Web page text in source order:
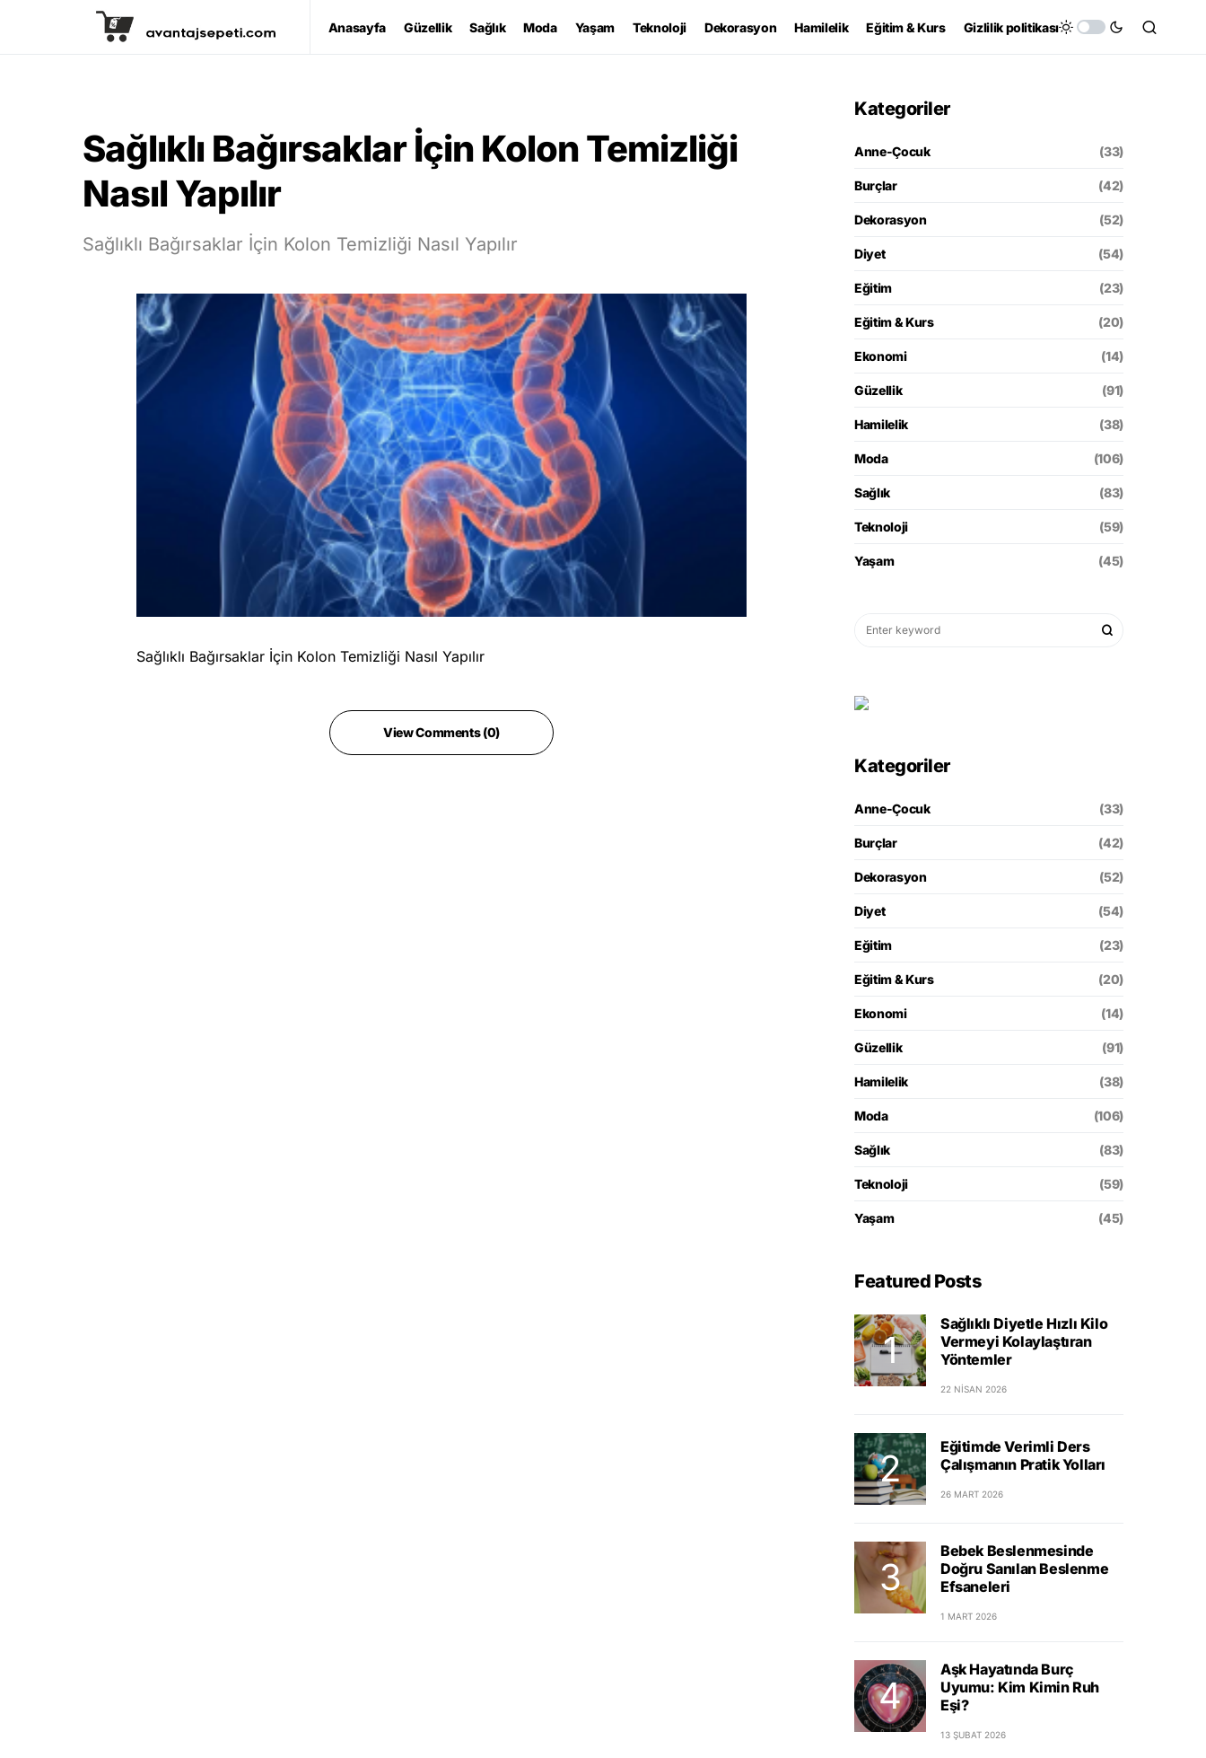
Anasayfa Güzellik Sağlık Moda Yaşam Teknoloji Dekorasyon Hamilelik Eğitim & Kurs Gizlilik politikası
Sağlıklı Bağırsaklar İçin Kolon Temizliği
Nasıl Yapılır
Sağlıklı Bağırsaklar İçin Kolon Temizliği Nasıl Yapılır
Sağlıklı Bağırsaklar İçin Kolon Temizliği Nasıl Yapılır
View Comments (0)
Kategoriler
Anne-Çocuk (33)
Burçlar (42)
Dekorasyon (52)
Diyet (54)
Eğitim (23)
Eğitim & Kurs (20)
Ekonomi (14)
Güzellik (91)
Hamilelik (38)
Moda (106)
Sağlık (83)
Teknoloji (59)
Yaşam (45)
Kategoriler
Anne-Çocuk (33)
Burçlar (42)
Dekorasyon (52)
Diyet (54)
Eğitim (23)
Eğitim & Kurs (20)
Ekonomi (14)
Güzellik (91)
Hamilelik (38)
Moda (106)
Sağlık (83)
Teknoloji (59)
Yaşam (45)
Featured Posts
Sağlıklı Diyetle Hızlı Kilo
Vermeyi Kolaylaştıran
Yöntemler
22 NISAN 2026
Eğitimde Verimli Ders
Çalışmanın Pratik Yolları
26 MART 2026
Bebek Beslenmesinde
Doğru Sanılan Beslenme
Efsaneleri
1 MART 2026
Aşk Hayatında Burç
Uyumu: Kim Kimin Ruh
Eşi?
13 ŞUBAT 2026